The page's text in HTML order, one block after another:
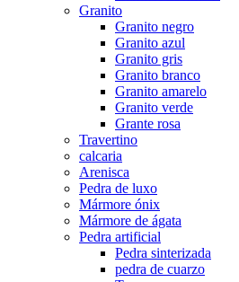
Granito
Granito negro
Granito azul
Granito gris
Granito branco
Granito amarelo
Granito verde
Grante rosa
Travertino
calcaria
Arenisca
Pedra de luxo
Mármore ónix
Mármore de ágata
Pedra artificial
Pedra sinterizada
pedra de cuarzo